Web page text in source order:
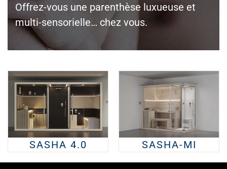
Offrez-vous une parenthèse luxueuse et
multi-sensorielle… chez vous.
SASHA 4.0 SASHA-MI